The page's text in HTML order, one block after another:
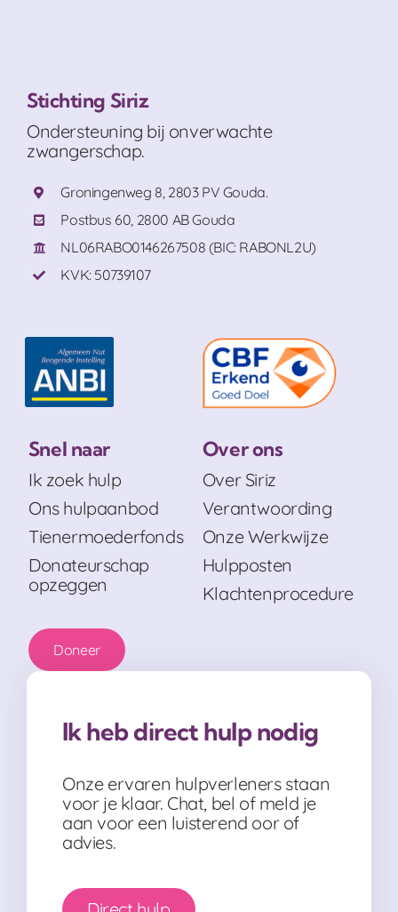
Stichting Siriz
Ondersteuning bij onverwachte
zwangerschap.
Groningenweg 8, 2803 PV Gouda.
Postbus 60, 2800 AB Gouda
NL06RABO0146267508 (BIC: RABONL2U)
KVK: 50739107
Snel naar
Ik zoek hulp
Ons hulpaanbod
Tienermoederfonds
Donateurschap
opzeggen
Doneer
Over ons
Over Siriz
Verantwoording
Onze Werkwijze
Hulpposten
Klachtenprocedure
Ik heb direct hulp nodig
Onze ervaren hulpverleners staan
voor je klaar. Chat, bel of meld je
aan voor een luisterend oor of
advies.